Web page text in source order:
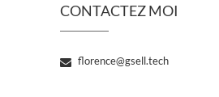
CONTACTEZ MOI
florence@gsell.tech